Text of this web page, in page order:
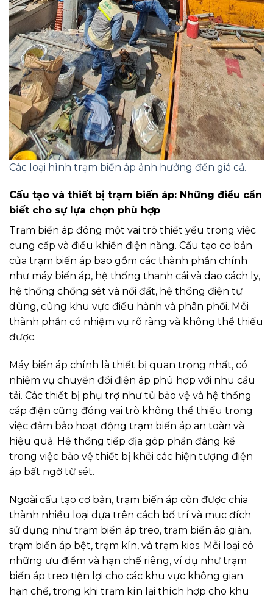
Các loại hình trạm biến áp ảnh hưởng đến giá cả.
Cấu tạo và thiết bị trạm biến áp: Những điều cần
biết cho sự lựa chọn phù hợp
Trạm biến áp đóng một vai trò thiết yếu trong việc
cung cấp và điều khiển điện năng. Cấu tạo cơ bản
của trạm biến áp bao gồm các thành phần chính
như máy biến áp, hệ thống thanh cái và dao cách ly,
hệ thống chống sét và nối đất, hệ thống điện tự
dùng, cùng khu vực điều hành và phân phối. Mỗi
thành phần có nhiệm vụ rõ ràng và không thể thiếu
được.
Máy biến áp chính là thiết bị quan trọng nhất, có
nhiệm vụ chuyển đổi điện áp phù hợp với nhu cầu
tải. Các thiết bị phụ trợ như tủ bảo vệ và hệ thống
cáp điện cũng đóng vai trò không thể thiếu trong
việc đảm bảo hoạt động trạm biến áp an toàn và
hiệu quả. Hệ thống tiếp địa góp phần đáng kể
trong việc bảo vệ thiết bị khỏi các hiện tượng điện
áp bất ngờ từ sét.
Ngoài cấu tạo cơ bản, trạm biến áp còn được chia
thành nhiều loại dựa trên cách bố trí và mục đích
sử dụng như trạm biến áp treo, trạm biến áp giàn,
trạm biến áp bệt, trạm kín, và trạm kios. Mỗi loại có
những ưu điểm và hạn chế riêng, ví dụ như trạm
biến áp treo tiện lợi cho các khu vực không gian
hạn chế, trong khi trạm kín lại thích hợp cho khu